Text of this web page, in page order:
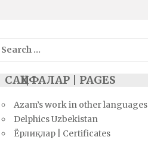
Search
for:
САҲИФАЛАР | PAGES
Azam’s work in other languages
Delphics Uzbekistan
Ёрлиқлар | Certificates